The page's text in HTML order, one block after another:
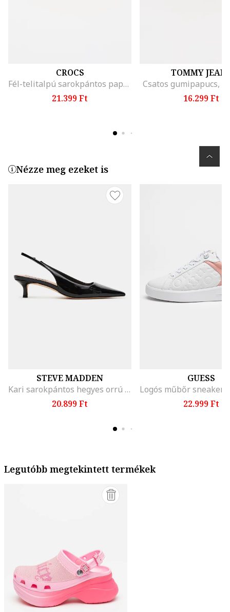
CROCS
Fél-telitalpú sarokpántos papucs, Neonrózsaszín
21.399 Ft
TOMMY
Csatos gumipapucs,
16.299 Ft
Nézze meg ezeket is
STEVE MADDEN
Kari sarokpántos hegyes orrú cipő, Fekete
20.899 Ft
GUESS
22.999 Ft
Legutóbb megtekintett termékek